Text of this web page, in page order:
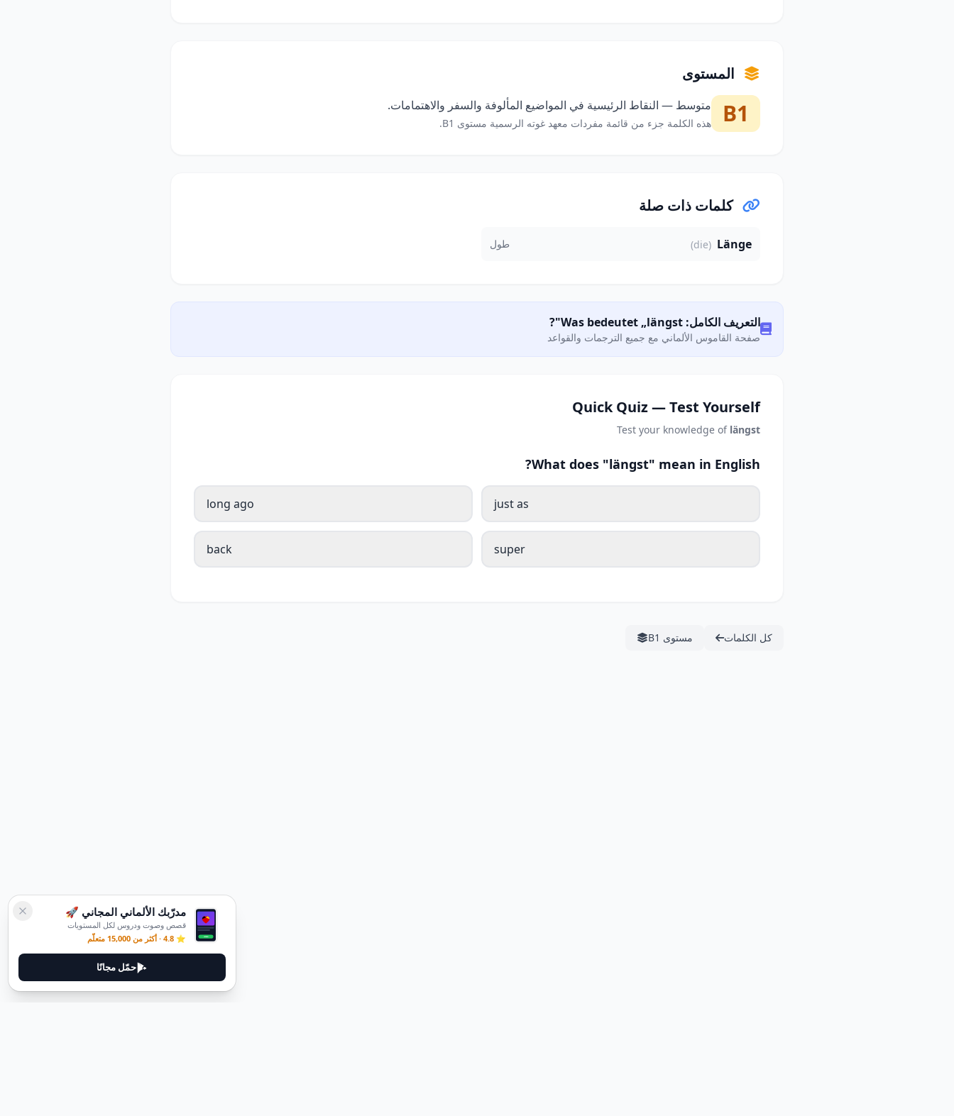
المستوى
B1 متوسط — النقاط الرئيسية في المواضيع المألوفة والسفر والاهتمامات.
هذه الكلمة جزء من قائمة مفردات معهد غوته الرسمية مستوى B1.
كلمات ذات صلة
Länge
(die) طول
التعريف الكامل: Was bedeutet „längst"?
صفحة القاموس الألماني مع جميع الترجمات والقواعد
Quick Quiz — Test Yourself
Test your knowledge of längst
What does "längst" mean in English?
just as
long ago
super
back
كل الكلمات مستوى B1
مدرّبك الألماني المجاني 🚀
قصص وصوت ودروس لكل المستويات
⭐ 4.8 · أكثر من 15,000 متعلّم
حمّل مجانًا